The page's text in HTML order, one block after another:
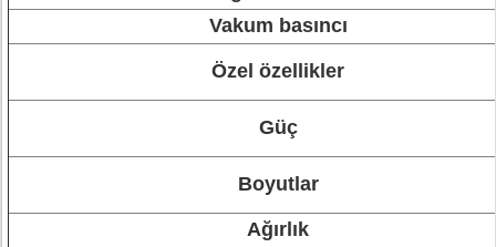
Vakum basıncı
Özel özellikler
Güç
Boyutlar
Ağırlık